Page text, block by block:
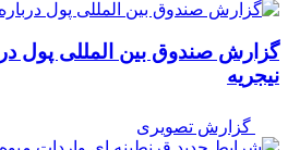
گزارش صندوق بین المللی پول
نیجریه
گزارش تصویری